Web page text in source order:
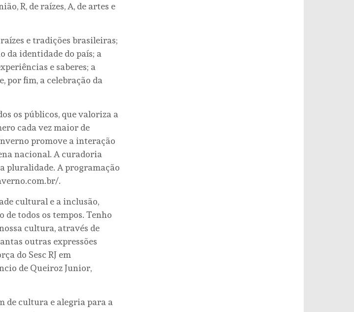
R, de raízes, A, de artes e
e tradições brasileiras;
da identidade do país; a
e saberes; a
por fim, a celebração da
os públicos, que valoriza a
cada vez maior de
promove a interação
nacional. A curadoria
pluralidade. A programação
.
cultural e a inclusão,
todos os tempos. Tenho
cultura, através de
outras expressões
do Sesc RJ em
de Queiroz Junior,
de cultura e alegria para a